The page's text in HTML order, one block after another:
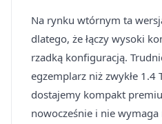
Na rynku wtórnym ta
dlatego, że łączy wysoki
rzadką konfiguracją.
egzemplarz niż zwykłe 1.4
dostajemy kompakt
nowocześnie i nie